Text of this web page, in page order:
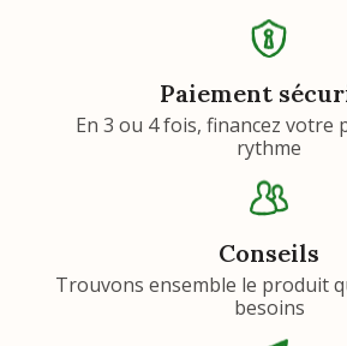
Paiement
En 3 ou 4 fois, financez votre
rythme
Conseils
Trouvons ensemble le produit
besoins